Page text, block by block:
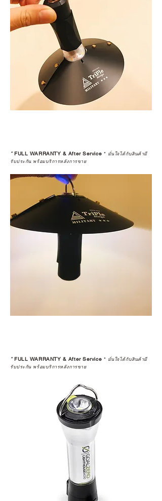
*FULL WARRANTY & After Service * มั่นใจได้กับสินค้ามี
รับประกัน พร้อมบริการหลังการขาย
*FULL WARRANTY & After Service * มั่นใจได้กับสินค้ามี
รับประกัน พร้อมบริการหลังการขาย